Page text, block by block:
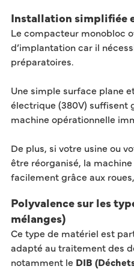
Installation simplifiée
Le compacteur monobloc
d’implantation car il
préparatoires.
Une simple surface plane
électrique (380V) suffisent
machine opérationnelle
De plus, si votre usine ou
être réorganisé, la
facilement grâce aux
Polyvalence sur les
mélanges) ​
Ce type de matériel est
adapté au traitement des
notamment le DIB